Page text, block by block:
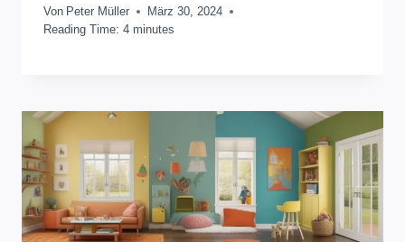
Von Peter Müller
März 30, 2024
Reading Time: 4 minutes